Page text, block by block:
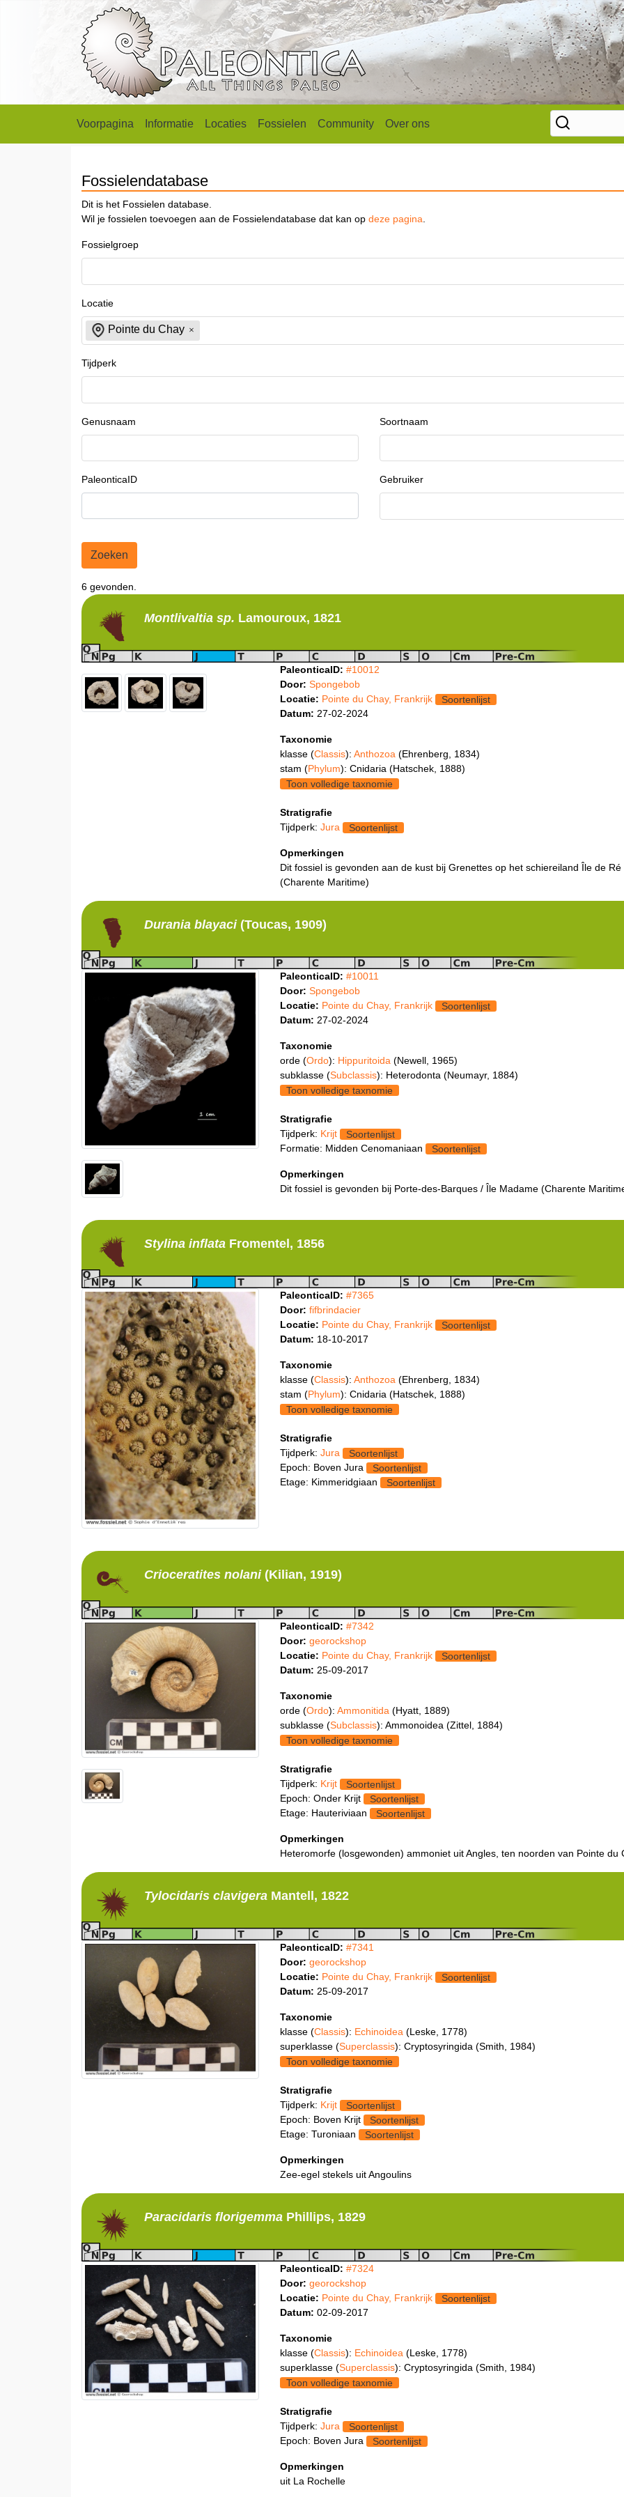
Voorpagina Informatie Locaties Fossielen Community Over ons
Fossielendatabase
Dit is het Fossielen database.
Wil je fossielen toevoegen aan de Fossielendatabase dat kan op deze pagina
Fossielgroep
Locatie
Pointe du Chay
Tijdperk
Genusnaam Soortnaam
PaleonticaID Gebruiker
Zoeken
6 gevonden.
Montlivaltiasp. Lamouroux, 1821
PaleonticaID: #10012
Door: Spongebob
Locatie: Pointe du Chay, Frankrijk
Soortenlijst
Datum: 27-02-2024
Taxonomie
klasse (Classis): Anthozoa (Ehrenberg, 1834)
stam (Phylum): Cnidaria (Hatschek, 1888)
Toon volledige taxnomie
Stratigrafie
Tijdperk: Jura Soortenlijst
Opmerkingen
Dit fossiel is gevonden aan de kust bij Grenettes op het schiereiland Île de Ré
(Charente Maritime)
Duraniablayaci (Toucas, 1909)
PaleonticaID: #10011
Door: Spongebob
Locatie: Pointe du Chay, Frankrijk
Soortenlijst
Datum: 27-02-2024
Taxonomie
orde (Ordo): Hippuritoida (Newell, 1965)
subklasse (Subclassis): Heterodonta (Neumayr, 1884)
Toon volledige taxnomie
Stratigrafie
Tijdperk: Krijt
Soortenlijst
Formatie: Midden Cenomaniaan
Soortenlijst
Opmerkingen
Dit fossiel is gevonden bij Porte-des-Barques / Île Madame (Charente
Stylinainflata Fromentel, 1856
PaleonticaID: #7365
Door: fifbrindacier
Locatie: Pointe du Chay, Frankrijk
Soortenlijst
Datum: 18-10-2017
Taxonomie
klasse (Classis): Anthozoa (Ehrenberg, 1834)
stam (Phylum): Cnidaria (Hatschek, 1888)
Toon volledige taxnomie
Stratigrafie
Tijdperk: Jura
Soortenlijst
Epoch: Boven Jura
Soortenlijst
Etage: Kimmeridgiaan
Soortenlijst
Crioceratitesnolani (Kilian, 1919)
PaleonticaID: #7342
Door: georockshop
Locatie: Pointe du Chay, Frankrijk
Soortenlijst
Datum: 25-09-2017
Taxonomie
orde (Ordo): Ammonitida (Hyatt, 1889)
subklasse (Subclassis): Ammonoidea (Zittel, 1884)
Toon volledige taxnomie
Stratigrafie
Tijdperk: Krijt
Soortenlijst
Epoch: Onder Krijt
Soortenlijst
Etage: Hauteriviaan
Soortenlijst
Opmerkingen
Heteromorfe (losgewonden) ammoniet uit Angles, ten noorden van Pointe du
Tylocidarisclavigera Mantell, 1822
PaleonticaID: #7341
Door: georockshop
Locatie: Pointe du Chay, Frankrijk
Soortenlijst
Datum: 25-09-2017
Taxonomie
klasse (Classis): Echinoidea (Leske, 1778)
superklasse (Superclassis): Cryptosyringida (Smith, 1984)
Toon volledige taxnomie
Stratigrafie
Tijdperk: Krijt
Soortenlijst
Epoch: Boven Krijt
Soortenlijst
Etage: Turoniaan
Soortenlijst
Opmerkingen
Zee-egel stekels uit Angoulins
Paracidarisflorigemma Phillips, 1829
PaleonticaID: #7324
Door: georockshop
Locatie: Pointe du Chay, Frankrijk
Soortenlijst
Datum: 02-09-2017
Taxonomie
klasse (Classis): Echinoidea (Leske, 1778)
superklasse (Superclassis): Cryptosyringida (Smith, 1984)
Toon volledige taxnomie
Stratigrafie
Tijdperk: Jura
Soortenlijst
Epoch: Boven Jura
Soortenlijst
Opmerkingen
uit La Rochelle